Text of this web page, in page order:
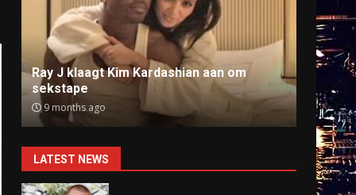
Anti-AZC nummer Broken Veteran alsnog
offline
9 months ago 9
LATEST NEWS